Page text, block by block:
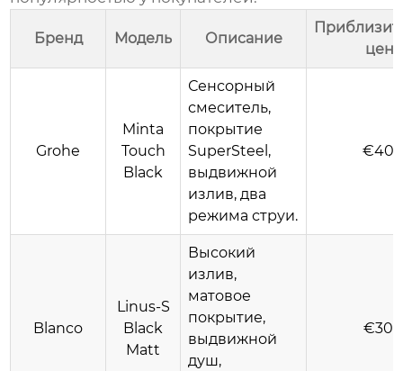
Бренд Модель Описание
цена
Grohe
Minta
Touch
Black
Сенсорный
смеситель,
покрытие
SuperSteel,
выдвижной
излив, два
режима струи.
Blanco
Linus-S
Black
Matt
Высокий
излив,
матовое
покрытие,
выдвижной
душ,
€300